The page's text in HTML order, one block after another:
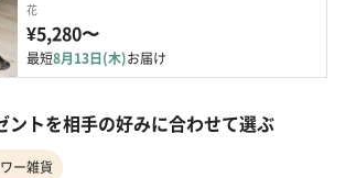
花
¥5,280〜
最短8月13日(木)お届け
ントを相手の好みに合わせて選ぶ
ー雑貨